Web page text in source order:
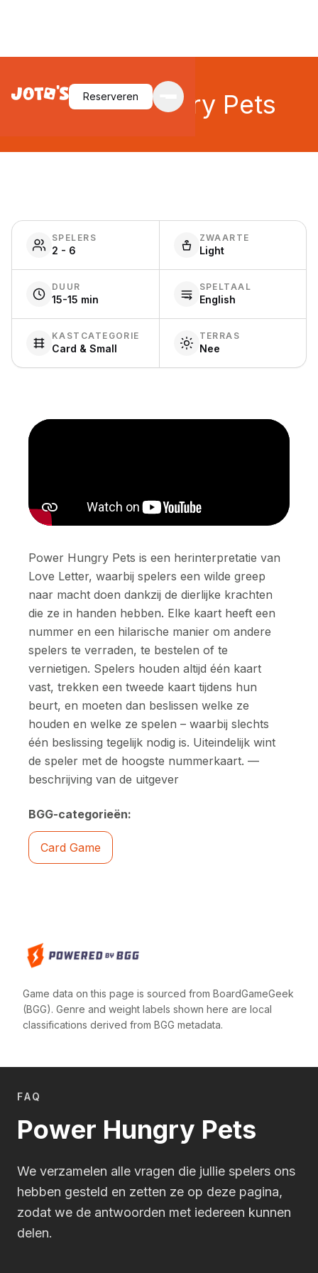
Reserveren
Power Hungry Pets
SPELERS
2 - 6
ZWAARTE
Light
DUUR
15-15 min
SPELTAAL
English
KASTCATEGORIE
Card & Small
TERRAS
Nee
Power Hungry Pets is een herinterpretatie van
Love Letter, waarbij spelers een wilde greep
naar macht doen dankzij de dierlijke krachten
die ze in handen hebben. Elke kaart heeft een
nummer en een hilarische manier om andere
spelers te verraden, te bestelen of te
vernietigen. Spelers houden altijd één kaart
vast, trekken een tweede kaart tijdens hun
beurt, en moeten dan beslissen welke ze
houden en welke ze spelen – waarbij slechts
één beslissing tegelijk nodig is. Uiteindelijk wint
de speler met de hoogste nummerkaart. —
beschrijving van de uitgever
BGG-categorieën:
Card Game
Game data on this page is sourced from BoardGameGeek
(BGG). Genre and weight labels shown here are local
classifications derived from BGG metadata.
FAQ
Power Hungry Pets
We verzamelen alle vragen die jullie spelers ons
hebben gesteld en zetten ze op deze pagina,
zodat we de antwoorden met iedereen kunnen
delen.